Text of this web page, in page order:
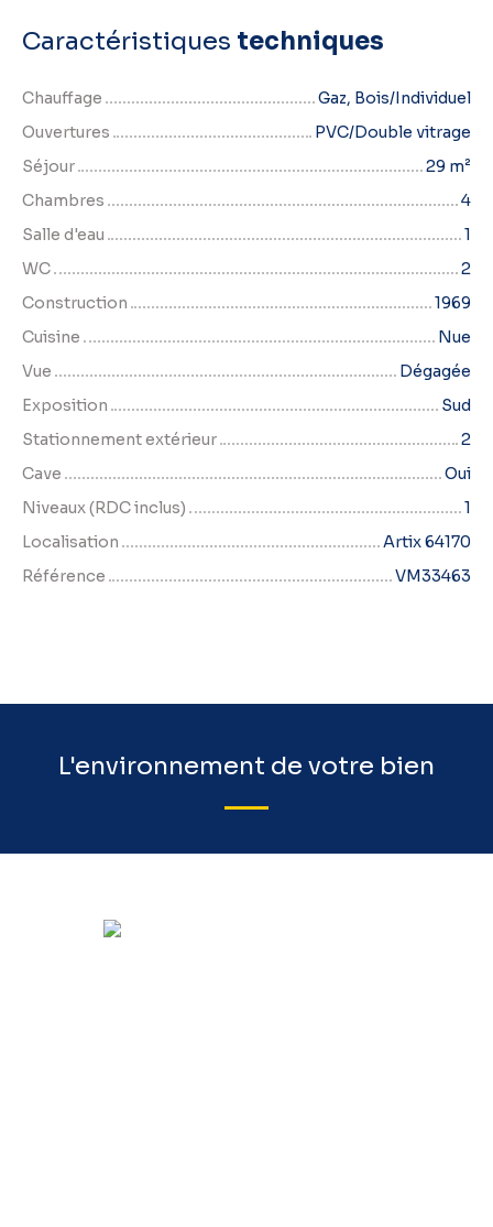
Caractéristiques techniques
Chauffage
Gaz, Bois/Individuel
Ouvertures
PVC/Double vitrage
Séjour
29 m²
Chambres
4
Salle d'eau
1
WC
2
Construction
1969
Cuisine
Nue
Vue
Dégagée
Exposition
Sud
Stationnement extérieur
2
Cave
Oui
Niveaux (RDC inclus)
1
Localisation
Artix 64170
Référence
VM33463
L'environnement de votre bien